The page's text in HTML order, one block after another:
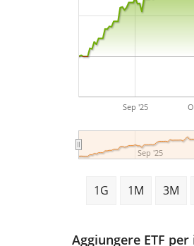
Sep '25
Sep '25
1G 1M 3M
Aggiungere ETF